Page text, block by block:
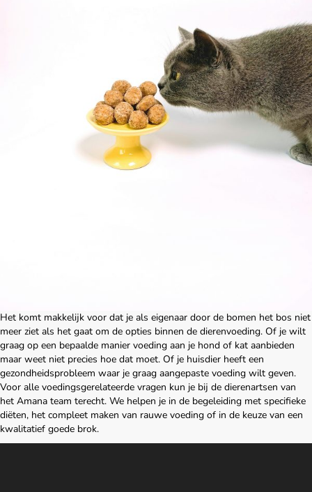
Het komt makkelijk voor dat je als eigenaar door de bomen het bos niet
meer ziet als het gaat om de opties binnen de dierenvoeding. Of je wilt
graag op een bepaalde manier voeding aan je hond of kat aanbieden
maar weet niet precies hoe dat moet. Of je huisdier heeft een
gezondheidsprobleem waar je graag aangepaste voeding wilt geven.
Voor alle voedingsgerelateerde vragen kun je bij de dierenartsen van
het Amana team terecht. We helpen je in de begeleiding met specifieke
diëten, het compleet maken van rauwe voeding of in de keuze van een
kwalitatief goede brok.